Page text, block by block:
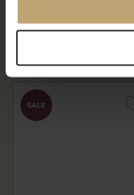
3.990,00 kr
3.192,00 kr
SALE